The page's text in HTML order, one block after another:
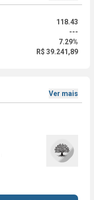
118.43
---
7.29%
R$ 39.241,89
Ver mais